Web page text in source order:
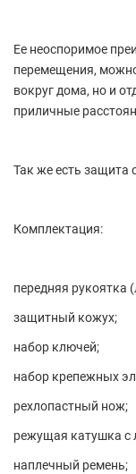
Ее неоспоримое
перемещения,
вокруг дома, но и
приличные
Так же есть защита
Комплектация:
передняя рукоятка
защитный кожух;
набор ключей;
набор крепежных
рехлопастный нож;
режущая катушка с
наплечный ремень;